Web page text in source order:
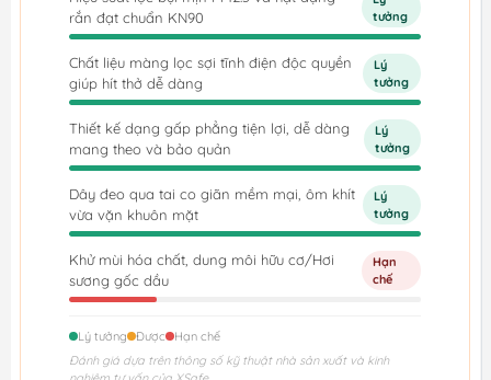
rắn đạt chuẩn KN90
tưởng
Chất liệu màng lọc sợi tĩnh điện độc quyền
giúp hít thở dễ dàng
Lý
tưởng
Thiết kế dạng gấp phẳng tiện lợi, dễ dàng
mang theo và bảo quản
Lý
tưởng
Dây đeo qua tai co giãn mềm mại, ôm khít
vừa vặn khuôn mặt
Lý
tưởng
Khử mùi hóa chất, dung môi hữu cơ/Hơi
sương gốc dầu
Hạn
chế
Lý tưởng Được
Hạn chế
Đánh giá dựa trên thông số kỹ thuật nhà sản xuất và kinh